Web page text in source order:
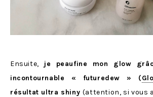
Ensuite,
je peaufine mon glow
incontournable « futuredew » (
résultat ultra shiny (attention, si vous